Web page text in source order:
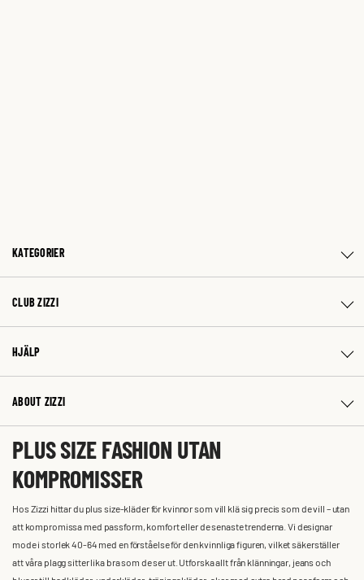
KATEGORIER
CLUB ZIZZI
HJÄLP
ABOUT ZIZZI
PLUS SIZE FASHION UTAN
KOMPROMISSER
Hos Zizzi hittar du plus size-kläder för kvinnor som vill klä sig precis som de vill – utan
att kompromissa med passform, komfort eller de senaste trenderna. Vi designar
mode i storlek 40-64 med en förståelse för den kvinnliga figuren, vilket säkerställer
att våra plagg sitter lika bra som de ser ut. Utforska allt från klänningar, jeans och